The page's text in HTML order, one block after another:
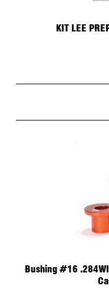
KIT LEE
Bushing #16